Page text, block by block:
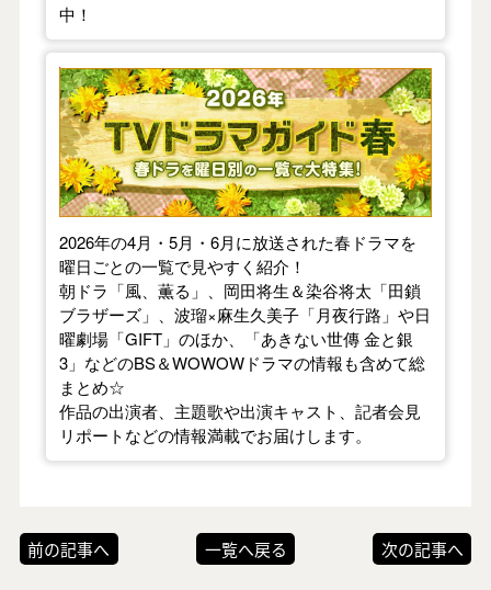
中！
【2026年春】TVドラマガイド
2026年の4月・5月・6月に放送された春ドラマを
曜日ごとの一覧で見やすく紹介！
朝ドラ「風、薫る」、岡田将生＆染谷将太「田鎖
ブラザーズ」、波瑠×麻生久美子「月夜行路」や日
曜劇場「GIFT」のほか、「あきない世傳 金と銀
3」などのBS＆WOWOWドラマの情報も含めて総
まとめ☆
作品の出演者、主題歌や出演キャスト、記者会見
リポートなどの情報満載でお届けします。
前の記事へ 一覧へ戻る 次の記事へ